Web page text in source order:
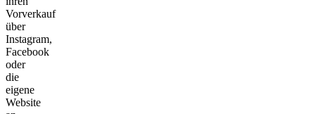
Vorverkauf
über
Instagram,
Facebook
oder
die
eigene
Website